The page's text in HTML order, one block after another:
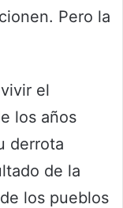
Pero la
el
los años
derrota
de la
los pueblos